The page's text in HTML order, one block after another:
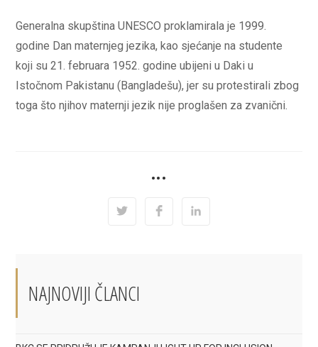
Generalna skupština UNESCO proklamirala je 1999.
godine Dan maternjeg jezika, kao sjećanje na studente
koji su 21. februara 1952. godine ubijeni u Daki u
Istočnom Pakistanu (Bangladešu), jer su protestirali zbog
toga što njihov maternji jezik nije proglašen za zvanični.
•••
Opens
Opens
Opens
NAJNOVIJI ČLANCI